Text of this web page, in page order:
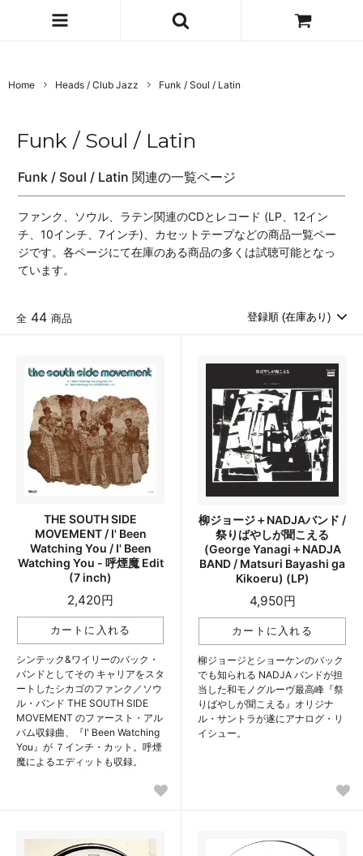
Home Heads / Club Jazz Funk / Soul / Latin
Funk / Soul / Latin
Funk / Soul / Latin 関連の一覧ページ
ファンク、ソウル、ラテン関連のCDとレコード (LP、12イン
チ、10インチ、7インチ)、カセットテープなどの商品一覧ペー
ジです。各ページにて在庫のある商品の多くは試聴可能となっ
ています。
全 44 商品
THE SOUTH SIDE
MOVEMENT / I' Been
Watching You / I' Been
Watching You - 呼煙魔 Edit
(7 inch)
2,420円
シンテック&ワイリーのバック・
バンドとしてその キャリアをスタ
ートしたシカゴのファンク／ソウ
ル・バンド THE SOUTH SIDE
MOVEMENT のファースト・アル
バム収録曲、『I' Been Watching
You』が ７インチ・カット。呼煙
魔によるエディットも収録。
柳ジョージ＋NADJAバンド /
祭りばやしが聞こえる
(George Yanagi＋NADJA
BAND / Matsuri Bayashi ga
Kikoeru) (LP)
4,950円
柳ジョージとショーケンのバック
でも知られる NADJA バンドが担
当した和モノグルーヴ最高峰『祭
りばやしが聞こえる』オリジナ
ル・サントラが遂にアナログ・リ
イシュー。